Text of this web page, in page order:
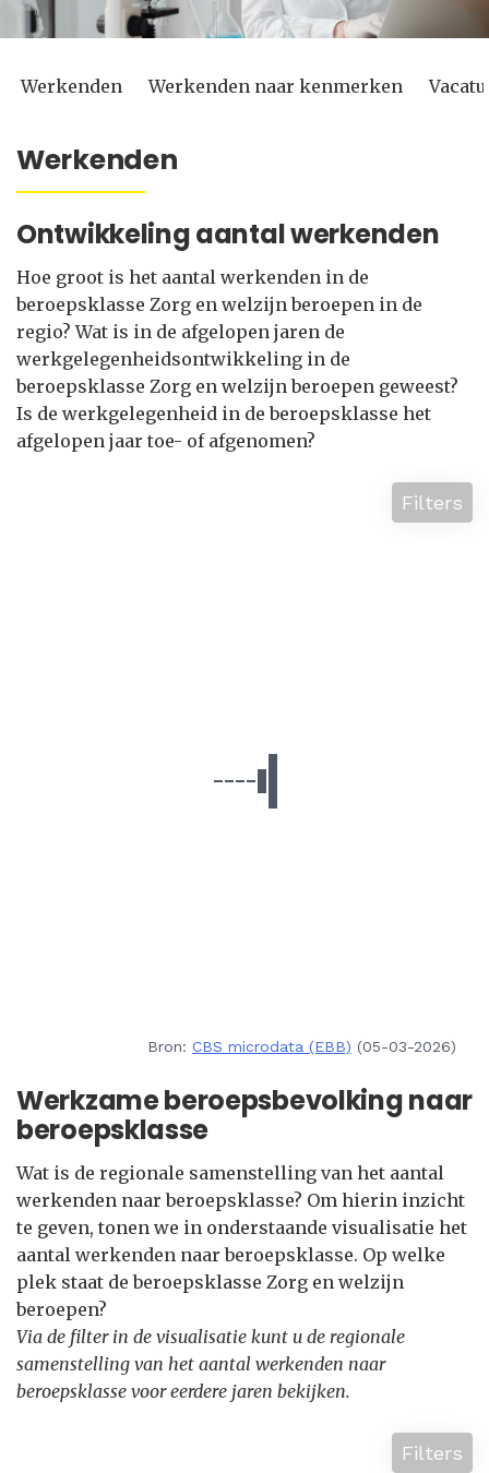
Werkenden Werkenden naar kenmerken
Werkenden
Ontwikkeling aantal werkenden
Hoe groot is het aantal werkenden in de
beroepsklasse Zorg en welzijn beroepen in de
regio? Wat is in de afgelopen jaren de
werkgelegenheidsontwikkeling in de
beroepsklasse Zorg en welzijn beroepen geweest?
Is de werkgelegenheid in de beroepsklasse het
afgelopen jaar toe- of afgenomen?
Filters
Bron: CBS microdata (EBB) (05-03-2026)
Werkzame beroepsbevolking naar
beroepsklasse
Wat is de regionale samenstelling van het aantal
werkenden naar beroepsklasse? Om hierin inzicht
te geven, tonen we in onderstaande visualisatie het
aantal werkenden naar beroepsklasse. Op welke
plek staat de beroepsklasse Zorg en welzijn
beroepen?
Via de filter in de visualisatie kunt u de regionale
samenstelling van het aantal werkenden naar
beroepsklasse voor eerdere jaren bekijken.
Filters